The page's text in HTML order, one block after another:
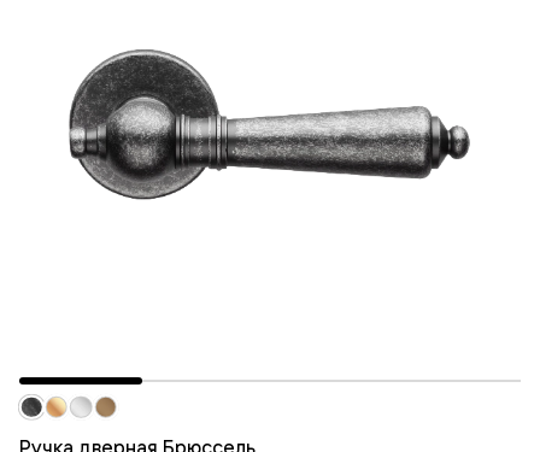
Ручка дверная Брюссель